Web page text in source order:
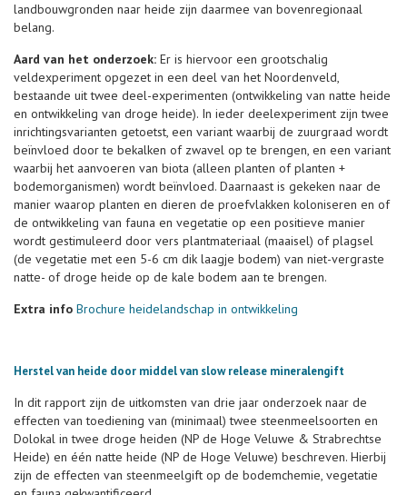
landbouwgronden naar heide zijn daarmee van bovenregionaal
belang.
Aard van het onderzoek: Er is hiervoor een grootschalig
veldexperiment opgezet in een deel van het Noordenveld,
bestaande uit twee deel-experimenten (ontwikkeling van natte heide
en ontwikkeling van droge heide). In ieder deelexperiment zijn twee
inrichtingsvarianten getoetst, een variant waarbij de zuurgraad wordt
beïnvloed door te bekalken of zwavel op te brengen, en een variant
waarbij het aanvoeren van biota (alleen planten of planten +
bodemorganismen) wordt beïnvloed. Daarnaast is gekeken naar de
manier waarop planten en dieren de proefvlakken koloniseren en of
de ontwikkeling van fauna en vegetatie op een positieve manier
wordt gestimuleerd door vers plantmateriaal (maaisel) of plagsel
(de vegetatie met een 5-6 cm dik laagje bodem) van niet-vergraste
natte- of droge heide op de kale bodem aan te brengen.
Extra info Brochure heidelandschap in ontwikkeling
Herstel van heide door middel van slow release mineralengift
In dit rapport zijn de uitkomsten van drie jaar onderzoek naar de
effecten van toediening van (minimaal) twee steenmeelsoorten en
Dolokal in twee droge heiden (NP de Hoge Veluwe & Strabrechtse
Heide) en één natte heide (NP de Hoge Veluwe) beschreven. Hierbij
zijn de effecten van steenmeelgift op de bodemchemie, vegetatie